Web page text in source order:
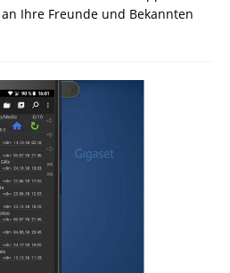
Ihre Freunde und Bekannten